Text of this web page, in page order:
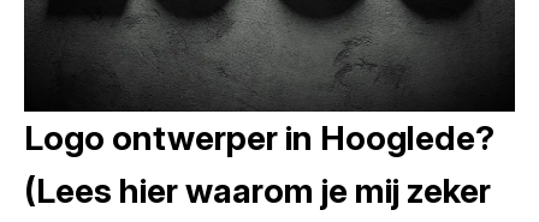
Logo ontwerper in Hooglede?
(Lees hier waarom je mij zeker